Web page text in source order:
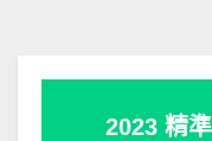
2023 精